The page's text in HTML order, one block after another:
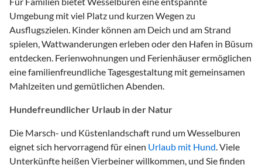
Umgebung mit viel Platz und kurzen Wegen zu
Ausflugszielen. Kinder können am Deich und am Strand
spielen, Wattwanderungen erleben oder den Hafen in Büsum
entdecken. Ferienwohnungen und Ferienhäuser ermöglichen
eine familienfreundliche Tagesgestaltung mit gemeinsamen
Mahlzeiten und gemütlichen Abenden.
Hundefreundlicher Urlaub in der Natur
Die Marsch- und Küstenlandschaft rund um Wesselburen
eignet sich hervorragend für einen Urlaub mit Hund. Viele
Unterkünfte heißen Vierbeiner willkommen, und Sie finden